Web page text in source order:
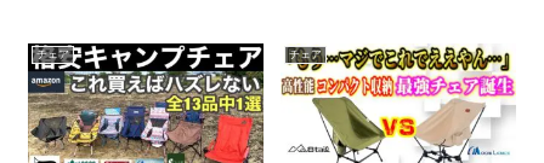
チェア チェア